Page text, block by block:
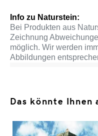
Info zu Naturstein:
Bei Produkten aus
Zeichnung
möglich. Wir werden
Abbildungen
Das könnte Ihnen